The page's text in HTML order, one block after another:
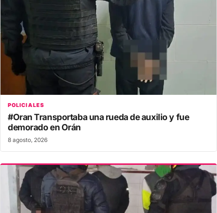
POLICIALES
#Oran Transportaba una rueda de auxilio y fue
demorado en Orán
8 agosto, 2026